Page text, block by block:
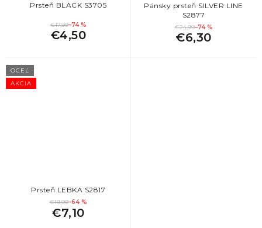
Prsteň BLACK S3705
€17,99–74 %
€4,50
Pánsky prsteň SILVER LINE
S2877
€24,99–74 %
€6,30
AKCIA
OCEĽ
Prsteň LEBKA S2817
€19,99–64 %
€7,10